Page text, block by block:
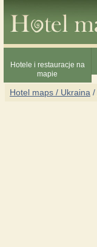
Hotele i restauracje na
mapie
Hotel maps / Ukraina /